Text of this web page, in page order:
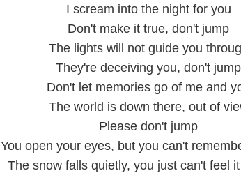
I scream into the night for you
Don't make it true, don't jump
The lights will not guide you
They're deceiving you, don't jump
Don't let memories go of me and
The world is down there, out of
Please don't jump
You open your eyes, but you can't
The snow falls quietly, you just can't feel